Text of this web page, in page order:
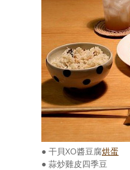
● 干貝XO醬豆腐烘蛋
● 蒜炒雞皮四季豆